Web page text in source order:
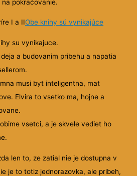
pokračovanie.
I a IIObe knihy sú vynikajúce
su vynikajuce.
a budovanim pribehu a napatia
musi byt inteligentna, mat
Elvira to vsetko ma, hojne a
vsetci, a je skvele vediet ho
len to, ze zatial nie je dostupna v
je to totiz jednorazovka, ale pribeh,